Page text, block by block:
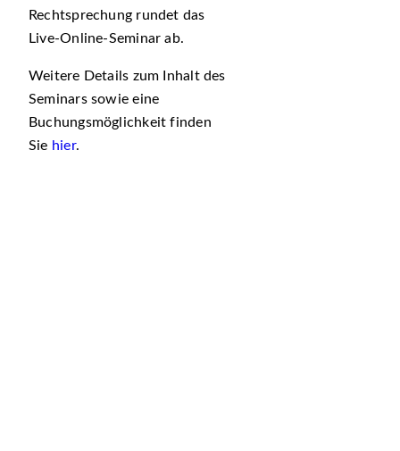
Rechtsprechung rundet das
Live-Online-Seminar ab.
Weitere Details zum Inhalt des
Seminars sowie eine
Buchungsmöglichkeit finden
Sie hier.